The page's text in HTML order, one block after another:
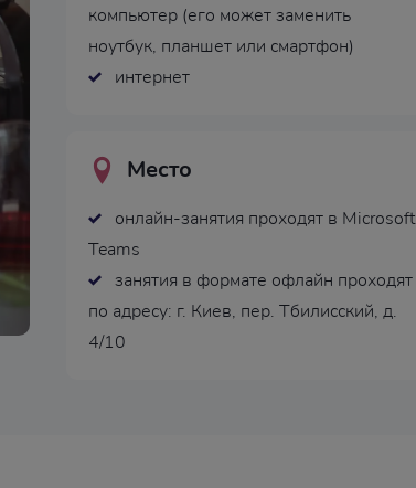
компьютер (его может заменить
ноутбук, планшет или смартфон)
интернет
Место
онлайн-занятия проходят в Microsoft
Teams
занятия в формате офлайн проходят
по адресу: г. Киев, пер. Тбилисский, д.
4/10